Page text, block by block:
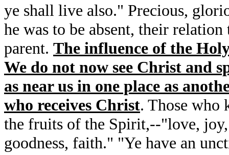
ye shall live also." Precious,
he was to be absent, their
parent. The influence of the
We do not now see Christ and
as near us in one place as
who receives Christ. Those who
the fruits of the Spirit,--"love, joy,
goodness, faith." "Ye have an